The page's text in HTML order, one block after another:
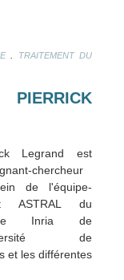
.
TRAITEMENT DU
Legrand est
chercheur
de l'équipe-
ASTRAL du
Inria de
de
et les différentes